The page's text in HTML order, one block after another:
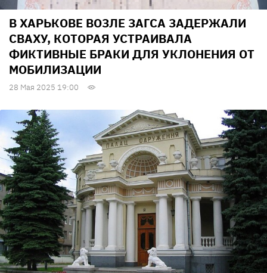
В ХАРЬКОВЕ ВОЗЛЕ ЗАГСА ЗАДЕРЖАЛИ
СВАХУ, КОТОРАЯ УСТРАИВАЛА
ФИКТИВНЫЕ БРАКИ ДЛЯ УКЛОНЕНИЯ ОТ
МОБИЛИЗАЦИИ
28 Мая 2025 19:00